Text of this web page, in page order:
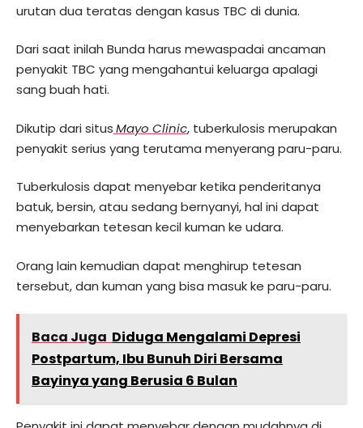
urutan dua teratas dengan kasus TBC di dunia.
Dari saat inilah Bunda harus mewaspadai ancaman
penyakit TBC yang mengahantui keluarga apalagi
sang buah hati.
Dikutip dari situsMayo Clinic, tuberkulosis merupakan
penyakit serius yang terutama menyerang paru-paru.
Tuberkulosis dapat menyebar ketika penderitanya
batuk, bersin, atau sedang bernyanyi, hal ini dapat
menyebarkan tetesan kecil kuman ke udara.
Orang lain kemudian dapat menghirup tetesan
tersebut, dan kuman yang bisa masuk ke paru-paru.
Baca Juga Diduga Mengalami Depresi
Postpartum, Ibu Bunuh Diri Bersama
Bayinya yang Berusia 6 Bulan